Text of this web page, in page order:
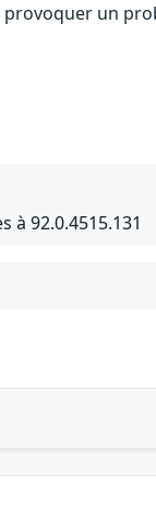
un
à 92.0.4515.131